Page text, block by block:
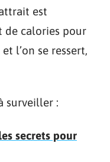
est
de calories pour
l’on se ressert,
surveiller :
secrets pour